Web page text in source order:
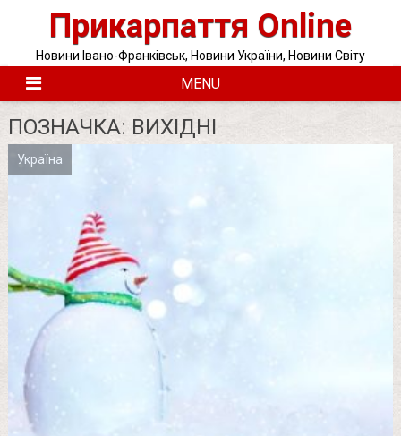
Прикарпаття Online
Новини Івано-Франківськ, Новини України, Новини Світу
MENU
ПОЗНАЧКА: ВИХІДНІ
Україна
Posts
pagination